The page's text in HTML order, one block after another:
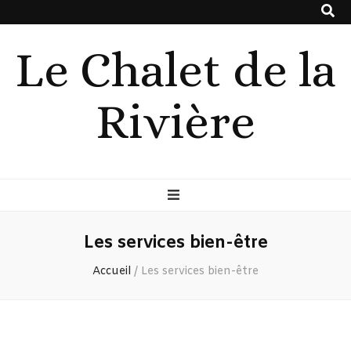
Le Chalet de la
Rivière
Les services bien-être
Accueil / Les services bien-être